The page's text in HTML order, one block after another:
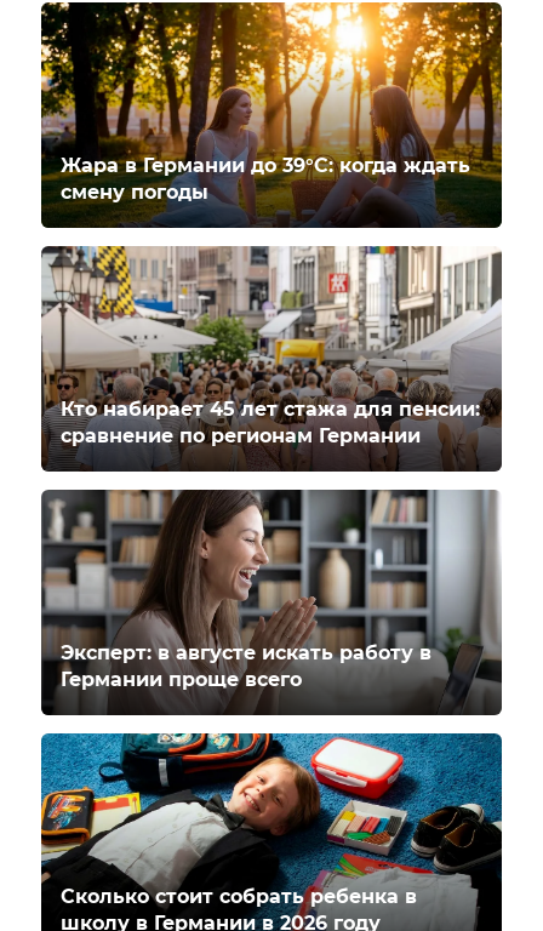
Жара в Германии до 39°C: когда ждать
смену погоды
Кто набирает 45 лет стажа для пенсии:
сравнение по регионам Германии
Эксперт: в августе искать работу в
Германии проще всего
Сколько стоит собрать ребенка в
школу в Германии в 2026 году